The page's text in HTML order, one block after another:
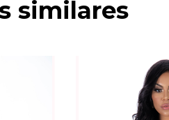
similares